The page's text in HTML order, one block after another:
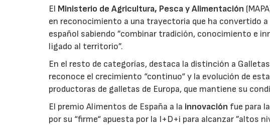
El Ministerio de Agricultura, Pesca y Alimentación
en reconocimiento a una trayectoria que ha convertido
español sabiendo ”combinar tradición, conocimiento e
ligado al territorio”.
En el resto de categorías, destaca la distinción a
reconoce el crecimiento “continuo“ y la evolución de
productoras de galletas de Europa, que mantiene su
El premio Alimentos de España a la innovación fue para
por su “firme“ apuesta por la I+D+i para alcanzar ”altos